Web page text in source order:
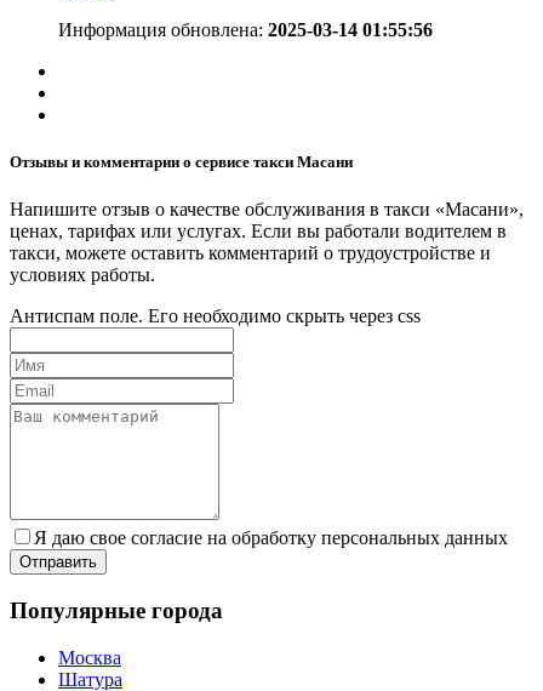
Информация обновлена: 2025-03-14 01:55:56
Отзывы и комментарии о сервисе такси Масани
Напишите отзыв о качестве обслуживания в такси «Масани»,
ценах, тарифах или услугах. Если вы работали водителем в
такси, можете оставить комментарий о трудоустройстве и
условиях работы.
Антиспам поле. Его необходимо скрыть через css
Я даю свое согласие на обработку персональных данных
Популярные города
Москва
Шатура